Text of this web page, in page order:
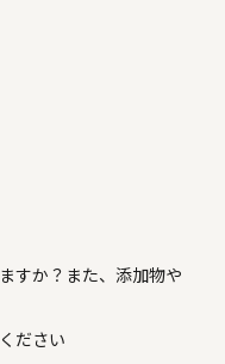
すか？また、添加物や
ださい